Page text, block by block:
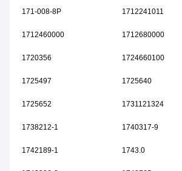
171-008-8P 1712241011
1712460000 1712680000
1720356 1724660100
1725497 1725640
1725652 1731121324
1738212-1 1740317-9
1742189-1 1743.0